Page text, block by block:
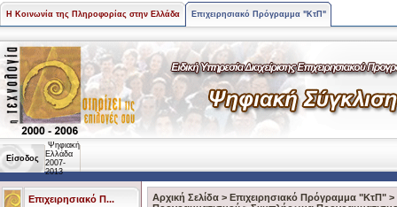
Η Κοινωνία της Πληροφορίας στην Ελλάδα Επιχειρησιακό Πρόγραμμα "ΚτΠ"
Είσοδος
Ψηφιακή
Ελλάδα
2007-
2013
Επιχειρησιακό Π... Αρχική Σελίδα > Επιχειρησιακό Πρόγραμμα "ΚτΠ" >